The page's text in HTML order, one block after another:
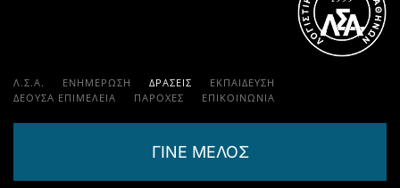
Λ.Σ.Α. ΕΝΗΜΕΡΩΣΗ ΔΡΑΣΕΙΣ
ΕΚΠΑΊΔΕΥΣΗ
ΔΕΟΥΣΑ ΕΠΙΜΕΛΕΙΑ
ΠΑΡΟΧΈΣ ΕΠΙΚΟΙΝΩΝΊΑ
ΓΙΝΕ ΜΕΛΟΣ